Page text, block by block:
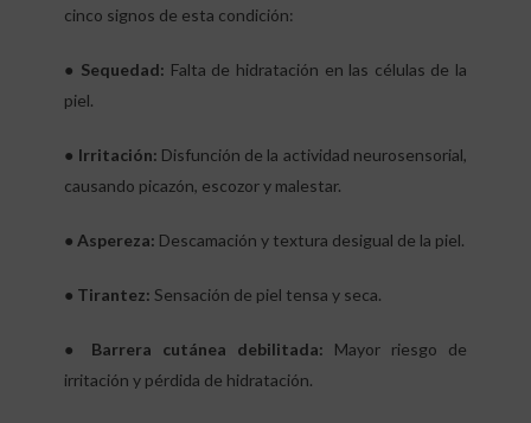
cinco signos de esta condición:
● Sequedad: Falta de hidratación en las células de la
piel.
● Irritación: Disfunción de la actividad neurosensorial,
causando picazón, escozor y malestar.
● Aspereza: Descamación y textura desigual de la piel.
● Tirantez: Sensación de piel tensa y seca.
● Barrera cutánea debilitada: Mayor riesgo de
irritación y pérdida de hidratación.